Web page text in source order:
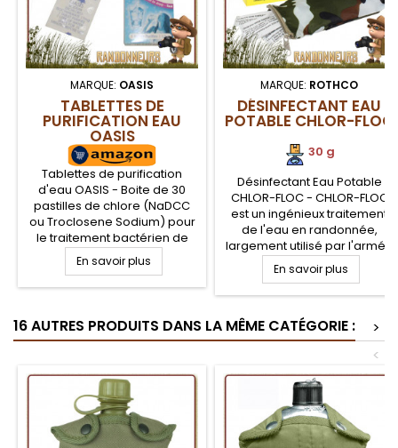
MARQUE: OASIS
TABLETTES DE
PURIFICATION EAU
OASIS
Tablettes de purification
d'eau OASIS - Boite de 30
pastilles de chlore (NaDCC
ou Troclosene Sodium) pour
le traitement bactérien de
l'eau. Chaque pastille permet
de traiter un litre d'eau, après
30 minutes d'attente.
l'eau en randonnée,
bushcraft et survie contre les
En savoir plus
MARQUE: ROTHCO
DÉSINFECTANT EAU
POTABLE CHLOR-FLOC
30 g
Désinfectant Eau Potable
CHLOR-FLOC - CHLOR-FLOC
est un ingénieux traitement
de l'eau en randonnée,
largement utilisé par l'armée
américaine. Deux actions sur
l'eau à traiter, une
désinfection au chlore contre
floculation des particules et
sédiments pour clarifier l'eau
En savoir plus
16 AUTRES PRODUITS DANS LA MÊME CATÉGORIE :
>
<